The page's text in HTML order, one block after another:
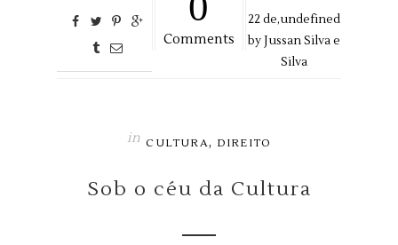
Comments
22de,undefined
byJussan Silva e
Silva
in CULTURA, DIREITO
Sob o céu da Cultura